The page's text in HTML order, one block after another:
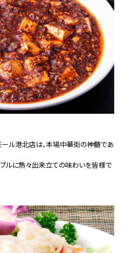
ル港北店は、本場中華街の神髄であ
ルに熱々出来立ての味わいを皆様で